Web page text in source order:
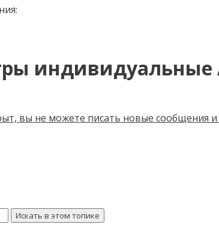
индивидуальные